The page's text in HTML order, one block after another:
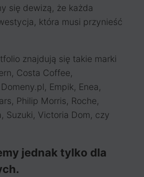
się dewizą, że każda
która musi przynieść
znajdują się takie marki
Costa Coffee,
Empik, Enea,
Philip Morris, Roche,
Suzuki, Victoria Dom, czy
jednak tylko dla